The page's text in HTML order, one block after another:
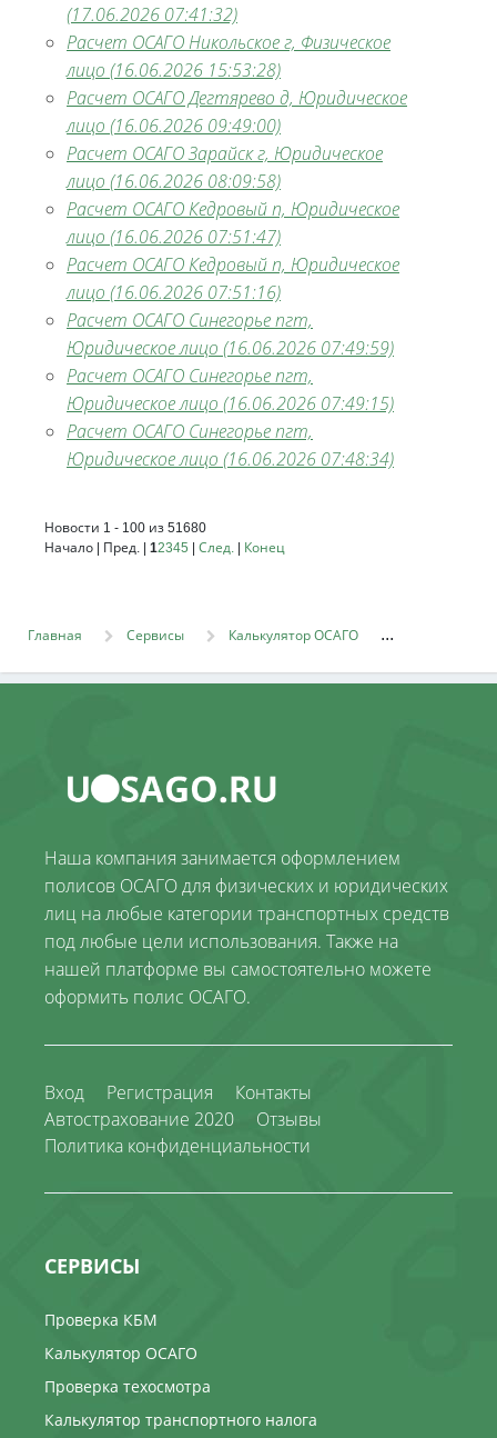
(17.06.2026 07:41:32)
Расчет ОСАГО Никольское г, Физическое
лицо (16.06.2026 15:53:28)
Расчет ОСАГО Дегтярево д, Юридическое
лицо (16.06.2026 09:49:00)
Расчет ОСАГО Зарайск г, Юридическое
лицо (16.06.2026 08:09:58)
Расчет ОСАГО Кедровый п, Юридическое
лицо (16.06.2026 07:51:47)
Расчет ОСАГО Кедровый п, Юридическое
лицо (16.06.2026 07:51:16)
Расчет ОСАГО Синегорье пгт,
Юридическое лицо (16.06.2026 07:49:59)
Расчет ОСАГО Синегорье пгт,
Юридическое лицо (16.06.2026 07:49:15)
Расчет ОСАГО Синегорье пгт,
Юридическое лицо (16.06.2026 07:48:34)
Новости 1 - 100 из 51680
Начало | Пред. | 12345 | След. | Конец
Главная Сервисы Калькулятор ОСАГО
Наша компания занимается оформлением
полисов ОСАГО для физических и юридических
лиц на любые категории транспортных средств
под любые цели использования. Также на
нашей платформе вы самостоятельно можете
оформить полис ОСАГО.
Вход Регистрация
Контакты
Автострахование 2020
Отзывы
Политика конфиденциальности
СЕРВИСЫ
Проверка КБМ
Калькулятор ОСАГО
Проверка техосмотра
Калькулятор транспортного налога